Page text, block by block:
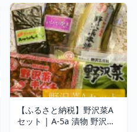
温泉村
【ふるさと納税】野沢菜A
セット | A-5a 漬物 野沢菜